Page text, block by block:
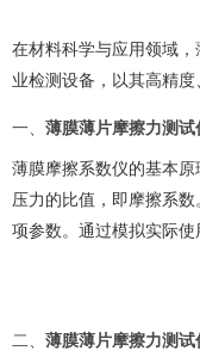
在材料科学与应用领域
业检测设备，以其高精
一、 薄膜薄片摩擦力测试
薄膜摩擦系数仪的基本
压力的比值，即摩擦系
项参数。通过模拟实际
二、 薄膜薄片摩擦力测试